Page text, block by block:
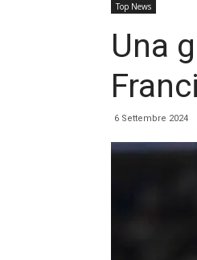
Top News
Una
6 Settembre 2024